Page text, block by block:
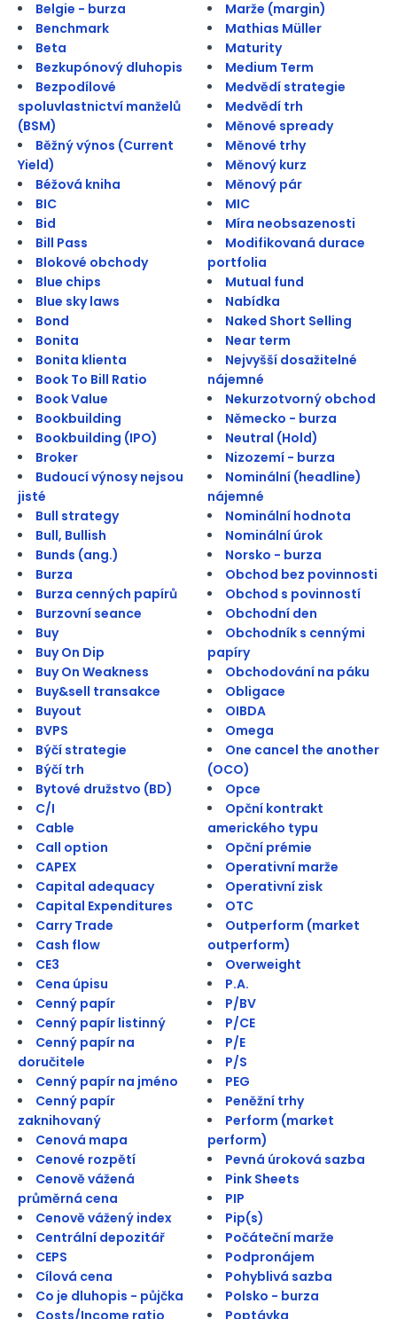
Belgie - burza
Benchmark
Beta
Bezkupónový dluhopis
Bezpodílové
spoluvlastnictví manželů
(BSM)
Běžný výnos (Current
Yield)
Béžová kniha
BIC
Bid
Bill Pass
Blokové obchody
Blue chips
Blue sky laws
Bond
Bonita
Bonita klienta
Book To Bill Ratio
Book Value
Bookbuilding
Bookbuilding (IPO)
Broker
Budoucí výnosy nejsou
jisté
Bull strategy
Bull, Bullish
Bunds (ang.)
Burza
Burza cenných papírů
Burzovní seance
Buy
Buy On Dip
Buy On Weakness
Buy&sell transakce
Buyout
BVPS
Býčí strategie
Býčí trh
Bytové družstvo (BD)
C/I
Cable
Call option
CAPEX
Capital adequacy
Capital Expenditures
Carry Trade
Cash flow
CE3
Cena úpisu
Cenný papír
Cenný papír listinný
Cenný papír na
doručitele
Cenný papír na jméno
Cenný papír
zaknihovaný
Cenová mapa
Cenové rozpětí
Cenově vážená
průměrná cena
Cenově vážený index
Centrální depozitář
CEPS
Cílová cena
Co je dluhopis - půjčka
Costs/Income ratio
Marže (margin)
Mathias Müller
Maturity
Medium Term
Medvědí strategie
Medvědí trh
Měnové spready
Měnové trhy
Měnový kurz
Měnový pár
MIC
Míra neobsazenosti
Modifikovaná durace
portfolia
Mutual fund
Nabídka
Naked Short Selling
Near term
Nejvyšší dosažitelné
nájemné
Nekurzotvorný obchod
Německo - burza
Neutral (Hold)
Nizozemí - burza
Nominální (headline)
nájemné
Nominální hodnota
Nominální úrok
Norsko - burza
Obchod bez povinnosti
Obchod s povinností
Obchodní den
Obchodník s cennými
papíry
Obchodování na páku
Obligace
OIBDA
Omega
One cancel the another
(OCO)
Opce
Opční kontrakt
amerického typu
Opční prémie
Operativní marže
Operativní zisk
OTC
Outperform (market
outperform)
Overweight
P.A.
P/BV
P/CE
P/E
P/S
PEG
Peněžní trhy
Perform (market
perform)
Pevná úroková sazba
Pink Sheets
PIP
Pip(s)
Počáteční marže
Podpronájem
Pohyblivá sazba
Polsko - burza
Poptávka